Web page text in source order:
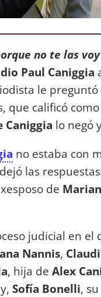
no te las
Paul Caniggia
le
que calificó
Caniggia lo negó
no estaba con
las
de
judicial en el
Nannis,
, hija de Alex
Sofía Bonelli,